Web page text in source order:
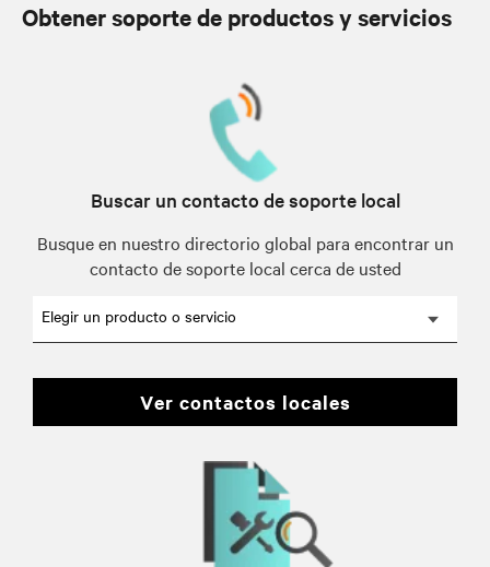
Obtener soporte de productos y servicios
Buscar un contacto de soporte local
Busque en nuestro directorio global para encontrar un
contacto de soporte local cerca de usted
Elegir un producto o servicio
ver contactos locales